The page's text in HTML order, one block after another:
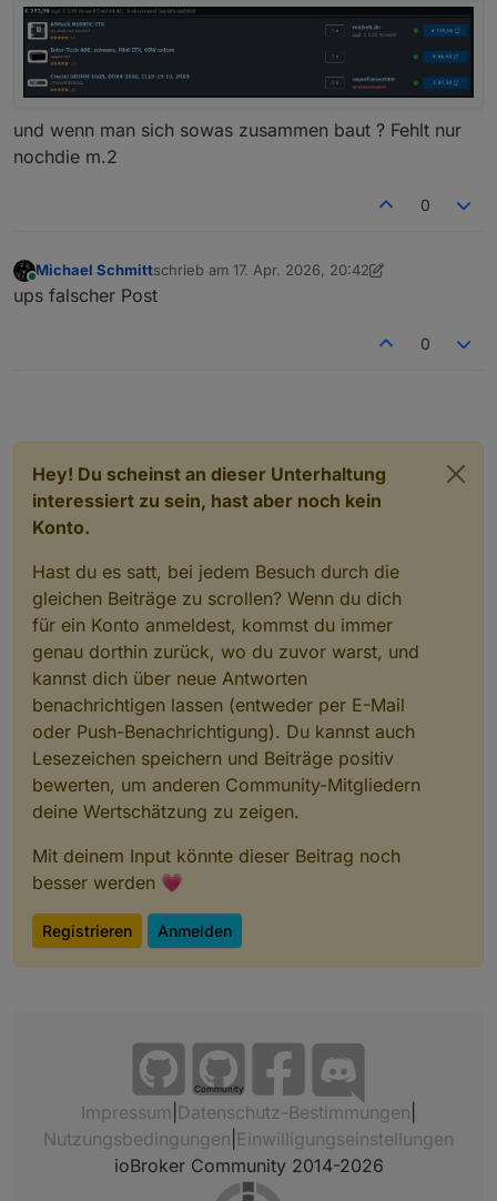
und wenn man sich sowas zusammen baut ? Fehlt nur
nochdie m.2
0
Online
Michael Schmittschrieb am 17. Apr. 2026, 20:42
zuletzt editiert von Michael Schmitt
ups falscher Post
0
Hey! Du scheinst an dieser Unterhaltung
interessiert zu sein, hast aber noch kein
Konto.
Hast du es satt, bei jedem Besuch durch die
gleichen Beiträge zu scrollen? Wenn du dich
für ein Konto anmeldest, kommst du immer
genau dorthin zurück, wo du zuvor warst, und
kannst dich über neue Antworten
benachrichtigen lassen (entweder per E-Mail
oder Push-Benachrichtigung). Du kannst auch
Lesezeichen speichern und Beiträge positiv
bewerten, um anderen Community-Mitgliedern
deine Wertschätzung zu zeigen.
Mit deinem Input könnte dieser Beitrag noch
besser werden 💗
Registrieren Anmelden
Community
Impressum Datenschutz-Bestimmungen
Nutzungsbedingungen Einwilligungseinstellungen
ioBroker Community 2014-2026